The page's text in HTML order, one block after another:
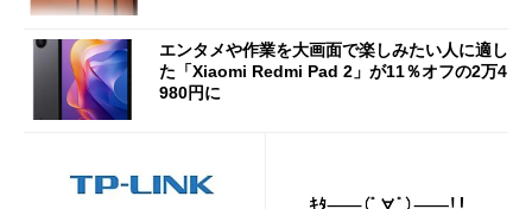
エンタメや作業を大画面で楽しみたい人に適し
た「Xiaomi Redmi Pad 2」が11％オフの2万4
980円に